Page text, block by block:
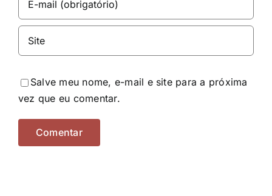
Salve meu nome, e-mail e site para a próxima
vez que eu comentar.